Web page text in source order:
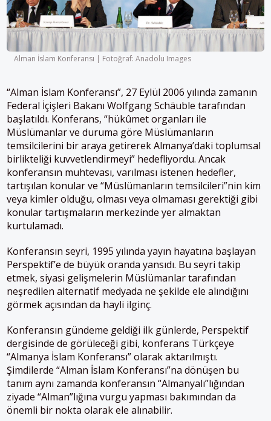
Alman İslam Konferansı | Fotoğraf: Anadolu Images
“Alman İslam Konferansı”, 27 Eylül 2006 yılında zamanın
Federal İçişleri Bakanı Wolfgang Schäuble tarafından
başlatıldı. Konferans, “hükûmet organları ile
Müslümanlar ve duruma göre Müslümanların
temsilcilerini bir araya getirerek Almanya’daki toplumsal
birlikteliği kuvvetlendirmeyi” hedefliyordu. Ancak
konferansın muhtevası, varılması istenen hedefler,
tartışılan konular ve “Müslümanların temsilcileri”nin kim
veya kimler olduğu, olması veya olmaması gerektiği gibi
konular tartışmaların merkezinde yer almaktan
kurtulamadı.
Konferansın seyri, 1995 yılında yayın hayatına başlayan
Perspektif’e de büyük oranda yansıdı. Bu seyri takip
etmek, siyasi gelişmelerin Müslümanlar tarafından
neşredilen alternatif medyada ne şekilde ele alındığını
görmek açısından da hayli ilginç.
Konferansın gündeme geldiği ilk günlerde, Perspektif
dergisinde de görüleceği gibi, konferans Türkçeye
“Almanya İslam Konferansı” olarak aktarılmıştı.
Şimdilerde “Alman İslam Konferansı”na dönüşen bu
tanım aynı zamanda konferansın “Almanyalı”lığından
ziyade “Alman”lığına vurgu yapması bakımından da
önemli bir nokta olarak ele alınabilir.